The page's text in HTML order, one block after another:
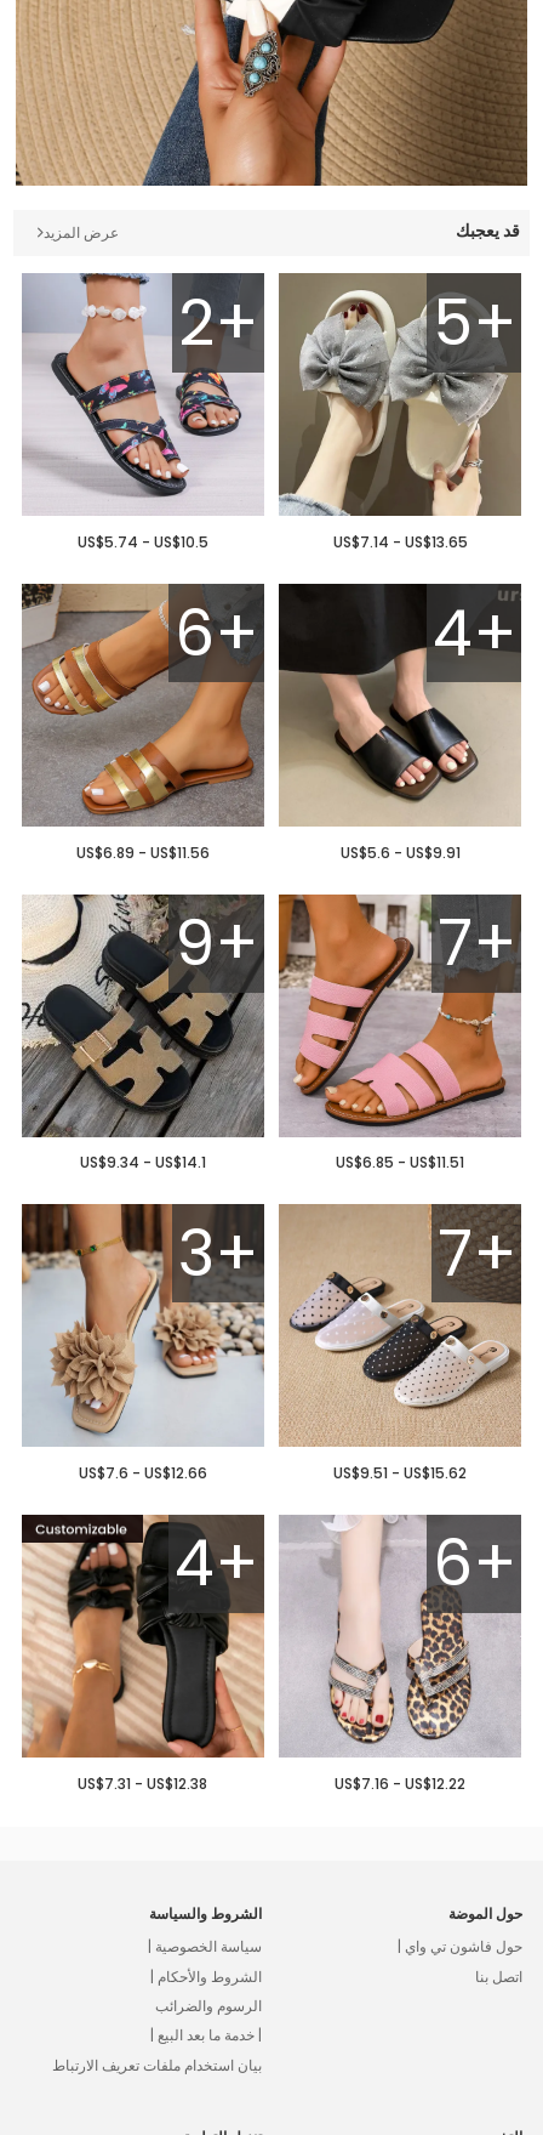
قد يعجبك عرض المزيد
5+
US$7.14 - US$13.65
2+
US$5.74 - US$10.5
4+
US$5.6 - US$9.91
6+
US$6.89 - US$11.56
7+
US$6.85 - US$11.51
9+
US$9.34 - US$14.1
7+
US$9.51 - US$15.62
3+
US$7.6 - US$12.66
6+
US$7.16 - US$12.22
4+
US$7.31 - US$12.38
حول الموضة
حول فاشون تي واي |
اتصل بنا
الشروط والسياسة
سياسة الخصوصية |
الشروط والأحكام |
الرسوم والضرائب
| خدمة ما بعد البيع |
بيان استخدام ملفات تعريف الارتباط